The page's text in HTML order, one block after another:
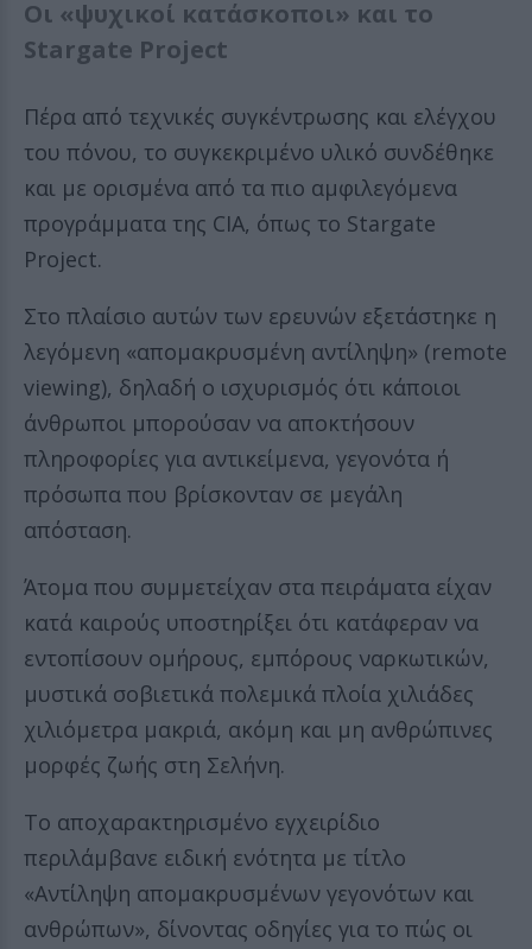
Οι «ψυχικοί κατάσκοποι» και το
Stargate Project
Πέρα από τεχνικές συγκέντρωσης και ελέγχου
του πόνου, το συγκεκριμένο υλικό συνδέθηκε
και με ορισμένα από τα πιο αμφιλεγόμενα
προγράμματα της CIA, όπως το Stargate
Project.
Στο πλαίσιο αυτών των ερευνών εξετάστηκε η
λεγόμενη «απομακρυσμένη αντίληψη» (remote
viewing), δηλαδή ο ισχυρισμός ότι κάποιοι
άνθρωποι μπορούσαν να αποκτήσουν
πληροφορίες για αντικείμενα, γεγονότα ή
πρόσωπα που βρίσκονταν σε μεγάλη
απόσταση.
Άτομα που συμμετείχαν στα πειράματα είχαν
κατά καιρούς υποστηρίξει ότι κατάφεραν να
εντοπίσουν ομήρους, εμπόρους ναρκωτικών,
μυστικά σοβιετικά πολεμικά πλοία χιλιάδες
χιλιόμετρα μακριά, ακόμη και μη ανθρώπινες
μορφές ζωής στη Σελήνη.
Το αποχαρακτηρισμένο εγχειρίδιο
περιλάμβανε ειδική ενότητα με τίτλο
«Αντίληψη απομακρυσμένων γεγονότων και
ανθρώπων», δίνοντας οδηγίες για το πώς οι